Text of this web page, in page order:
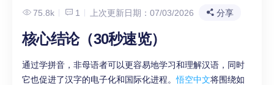
75.8k 1 上次更新日期：07/03/2026 分享
核心结论（30秒速览）
通过学拼音，非母语者可以更容易地学习和理解汉语，同时
它也促进了汉字的电子化和国际化进程。悟空中文将围绕如